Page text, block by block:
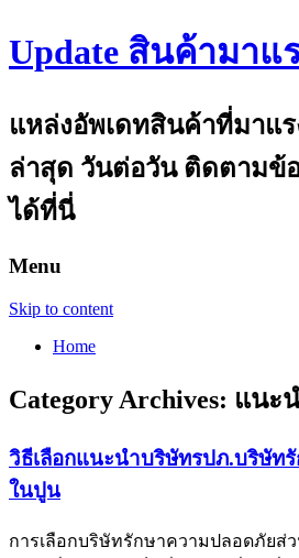
Update สินค้ามาแ
แหล่งอัพเดทสินค้าที่มาแ
ล่าสุด วันต่อวัน ติดตามข้
ได้ที่นี่
Menu
Skip to content
Home
Category Archives: แนะ
วิธีเลือกแนะนำบริษัทรปภ.บริษัท
ในปูน
การเลือกบริษัทรักษาความปลอดภัยส่